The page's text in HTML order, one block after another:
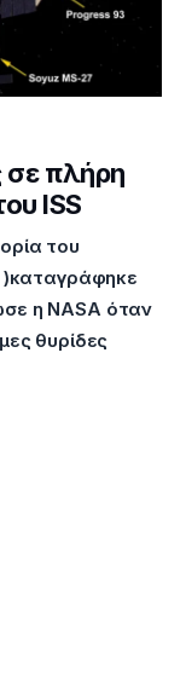
σε πλήρη
ISS
του
)καταγράφηκε
η NASA όταν
θυρίδες